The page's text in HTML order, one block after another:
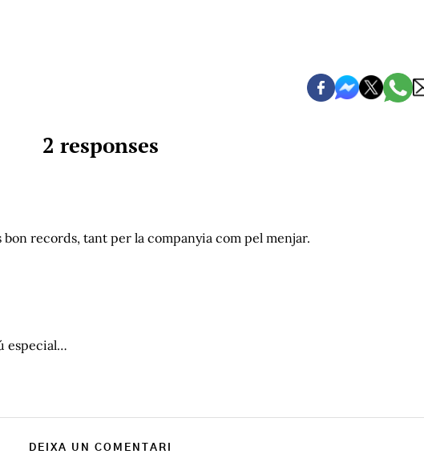
2 responses
records, tant per la companyia com pel menjar.
especial…
DEIXA UN COMENTARI